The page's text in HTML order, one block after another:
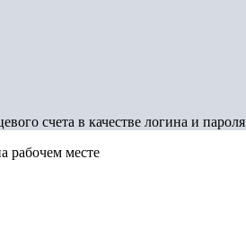
счета в качестве логина и пароля
рабочем месте